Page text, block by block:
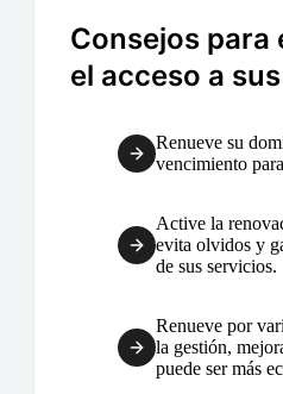
Consejos para
el acceso a
Renueve su
vencimiento
Active la
evita olvidos y
de sus servicios.
Renueve por
la gestión,
puede ser más